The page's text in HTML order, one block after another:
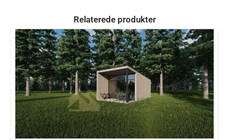
Relaterede produkter